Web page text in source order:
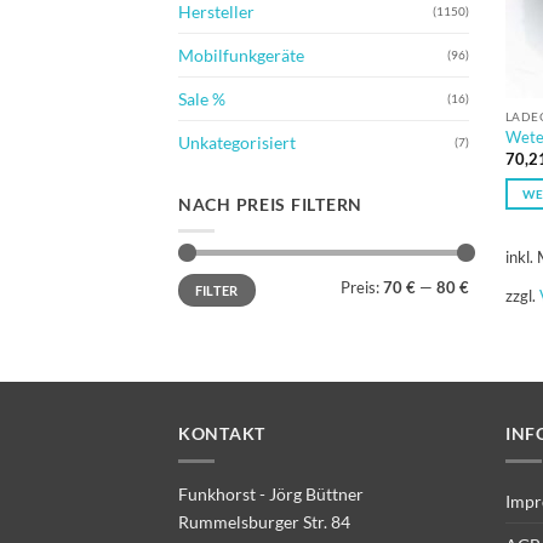
Hersteller (1150)
Mobilfunkgeräte (96)
Sale % (16)
Unkategorisiert (7)
NACH PREIS FILTERN
Min.
Preis
Max.
PreisFILTER Preis: 70 € — 80 €
inkl.
zzgl.
KONTAKT
Funkhorst - Jörg Büttner
Rummelsburger Str. 84